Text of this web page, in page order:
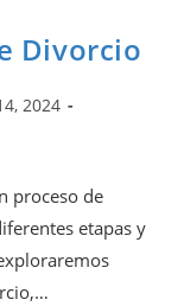
Divorcio
2024
proceso de
etapas y